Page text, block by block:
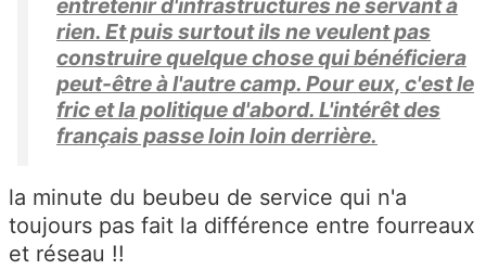
rien. Et puis surtout ils ne veulent pas
construire quelque chose qui bénéficiera
peut-être à l'autre camp. Pour eux, c'est le
fric et la politique d'abord. L'intérêt des
français passe loin loin derrière.
la minute du beubeu de service qui n'a
toujours pas fait la différence entre fourreaux
et réseau !!